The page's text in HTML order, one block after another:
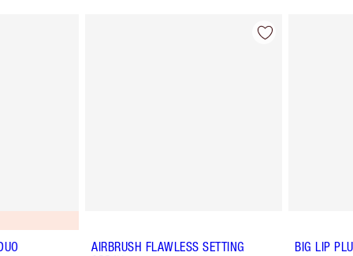
AIRBRUSH FLAWLESS SETTING
BIG LIP